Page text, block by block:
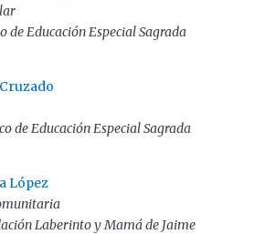
de Educación Especial Sagrada
de Educación Especial Sagrada
López
Laberinto y Mamá de Jaime